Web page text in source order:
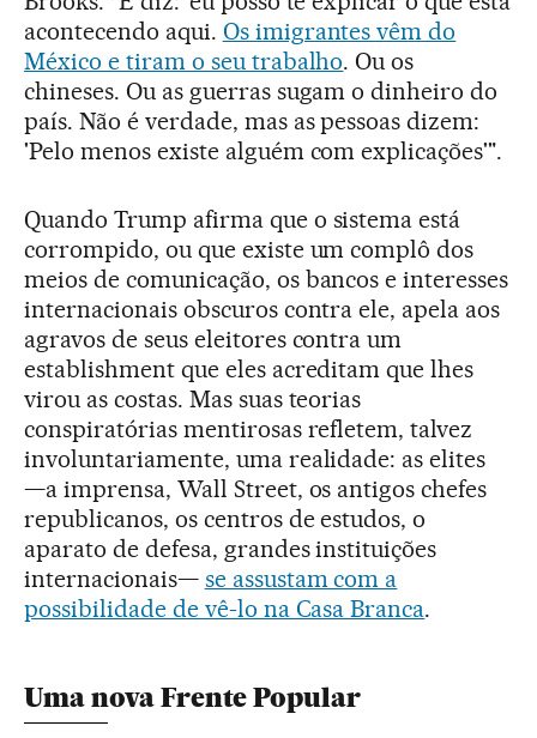
acontecendo aqui. Os imigrantes vêm do
México e tiram o seu trabalho. Ou os
chineses. Ou as guerras sugam o dinheiro do
país. Não é verdade, mas as pessoas dizem:
'Pelo menos existe alguém com explicações'".
Quando Trump afirma que o sistema está
corrompido, ou que existe um complô dos
meios de comunicação, os bancos e interesses
internacionais obscuros contra ele, apela aos
agravos de seus eleitores contra um
establishment que eles acreditam que lhes
virou as costas. Mas suas teorias
conspiratórias mentirosas refletem, talvez
involuntariamente, uma realidade: as elites
—a imprensa, Wall Street, os antigos chefes
republicanos, os centros de estudos, o
aparato de defesa, grandes instituições
internacionais— se assustam com a
possibilidade de vê-lo na Casa Branca.
Uma nova Frente Popular